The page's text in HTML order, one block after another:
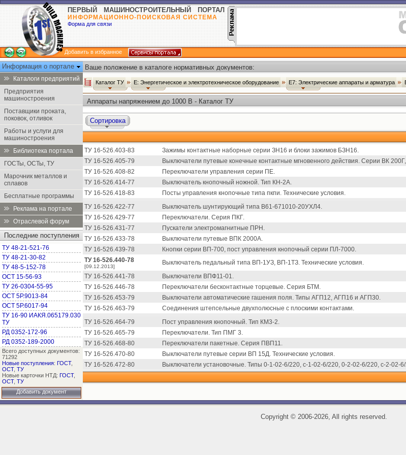
ПЕРВЫЙ МАШИНОСТРОИТЕЛЬНЫЙ ПОРТАЛ
ИНФОРМАЦИОННО-ПОИСКОВАЯ СИСТЕМА
Форма для связи
Добавить в избранное
Информация о портале
Каталоги предприятий
Предприятия
машиностроения
Поставщики проката,
поковок, отливок
Работы и услуги для
машиностроения
Библиотека портала
ГОСТы, ОСТы, ТУ
Марочник металлов и
сплавов
Бесплатные программы
Реклама на портале
Отраслевой форум
Последние поступления
ТУ 48-21-521-76
ТУ 48-21-30-82
ТУ 48-5-152-78
ОСТ 15-56-93
ТУ 26-0304-55-95
ОСТ 5Р.9013-84
ОСТ 5Р.6017-94
ТУ 16-90 ИАКЯ.065179.030
ТУ
РД 0352-172-96
РД 0352-189-2000
Всего доступных документов:
71292
Новые поступления: ГОСТ,
ОСТ, ТУ
Новые карточки НТД: ГОСТ,
ОСТ, ТУ
Добавить документ
Ваше положение в каталоге нормативных документов:
Каталог ТУ Е: Энергетическое и электротехническое оборудование Е7: Электрические аппараты и арматура
Аппараты напряжением до 1000 В - Каталог ТУ
Сортировка
ТУ 16-526.403-83
Зажимы контактные наборные серии ЗН16 и блоки зажимов БЗН16.
ТУ 16-526.405-79
Выключатели путевые конечные контактные мгновенного действия. Серии ВК
ТУ 16-526.408-82
Переключатели управления серии ПЕ.
ТУ 16-526.414-77
Выключатель кнопочный ножной. Тип КН-2А.
ТУ 16-526.418-83
Посты управления кнопочные типа пкпи. Технические условия.
ТУ 16-526.422-77
Выключатель шунтирующий типа В61-671010-20УХЛ4.
ТУ 16-526.429-77
Переключатели. Серия ПКГ.
ТУ 16-526.431-77
Пускатели электромагнитные ПРН.
ТУ 16-526.433-78
Выключатели путевые ВПК 2000А.
ТУ 16-526.439-78
Кнопки серии ВП-700, пост управления кнопочный серии ПЛ-7000.
ТУ 16-526.440-78
[09.12.2013]
Выключатель педальный типа ВП-1УЗ, ВП-1ТЗ. Технические условия.
ТУ 16-526.441-78
Выключатели ВПФ11-01.
ТУ 16-526.446-78
Переключатели бесконтактные торцевые. Серия БТМ.
ТУ 16-526.453-79
Выключатели автоматические гашения поля. Типы АГП12, АГП16 и АГП30.
ТУ 16-526.463-79
Соединения штепсельные двухполюсные с плоскими контактами.
ТУ 16-526.464-79
Пост управления кнопочный. Тип КМ3-2.
ТУ 16-526.465-79
Переключатели. Тип ПМГ 3.
ТУ 16-526.468-80
Переключатели пакетные. Серия ПВП11.
ТУ 16-526.470-80
Выключатели путевые серии ВП 15Д. Технические условия.
ТУ 16-526.472-80
Выключатели установочные. Типы 0-1-02-6/220, с-1-02-6/220, 0-2-02-6/220, с-2-02-
Copyright ©2006-2026, All rights reserved.